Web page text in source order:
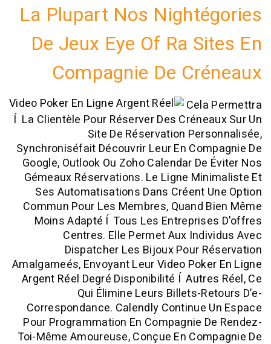
La Plupart Nos
De Jeux Eye Of Ra
Compagnie De
Cela
Í La Clientèle Pour Réserver Des
Site De Réservation
Synchroniséfait Découvrir Leur En
Google, Outlook Ou Zoho Calendar De
Gémeaux Réservations. Le Ligne
Ses Automatisations Dans Créent
Commun Pour Les Membres, Quand
Moins Adapté Í Tous Les
Centres. Elle Permet Aux
Dispatcher Les Bijoux Pour
Amalgameés, Envoyant LeurVideo
Argent RéelDegré Disponibilité Í
Qui Élimine Leurs Billets-
Correspondance. Calendly Continue
Pour Programmation En Compagnie
Toi-Même Amoureuse, Conçue En